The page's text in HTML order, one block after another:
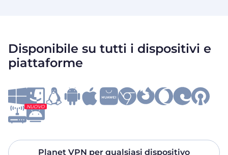
Disponibile su tutti i dispositivi e
piattaforme
NUOVO
Planet VPN per qualsiasi dispositivo